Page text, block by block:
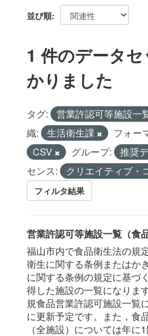
並び順
1 件のデータ
かりました
タグ: 営業許認可等施設一
織:
生活衛生課 フォー
CSV
グループ: 推奨
センス:
クリエイティブ・
フィルタ結果
営業許認可等施設一覧（食
福山市内で食品衛生法の規
衛生に関する条例またはか
に関する条例の規定に基づ
得した施設の一覧になりま
規食品営業許認可施設一覧
に更新予定です。また，食
（全施設）については年に